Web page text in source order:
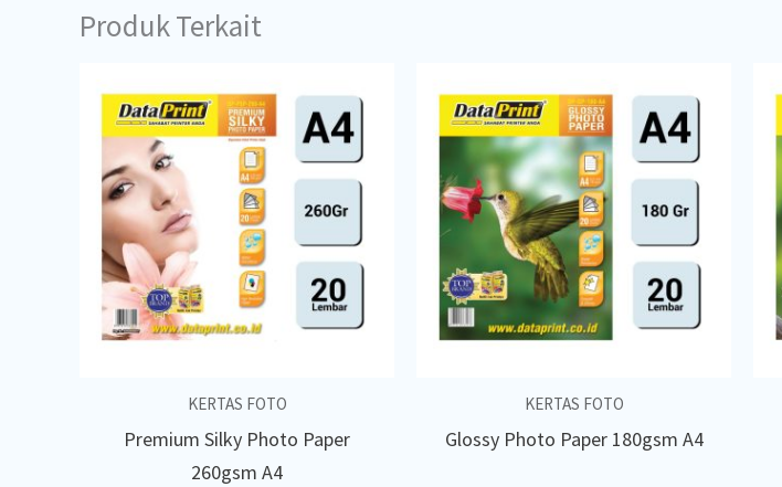
Produk Terkait
KERTAS FOTO
Premium Silky Photo Paper
260gsm A4
KERTAS FOTO
Glossy Photo Paper 180gsm A4